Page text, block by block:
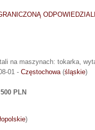
na maszynach: tokarka,
01 - Częstochowa(śląskie)
PLN
)